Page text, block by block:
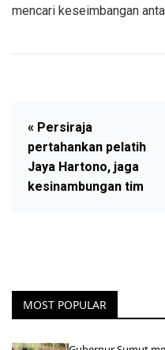
mencari keseimbangan
« Persiraja
pertahankan pelatih
Jaya Hartono, jaga
kesinambungan tim
MOST POPULAR